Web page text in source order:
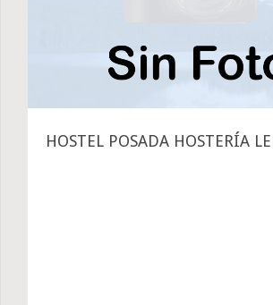
HOSTEL POSADA HOSTERÍA